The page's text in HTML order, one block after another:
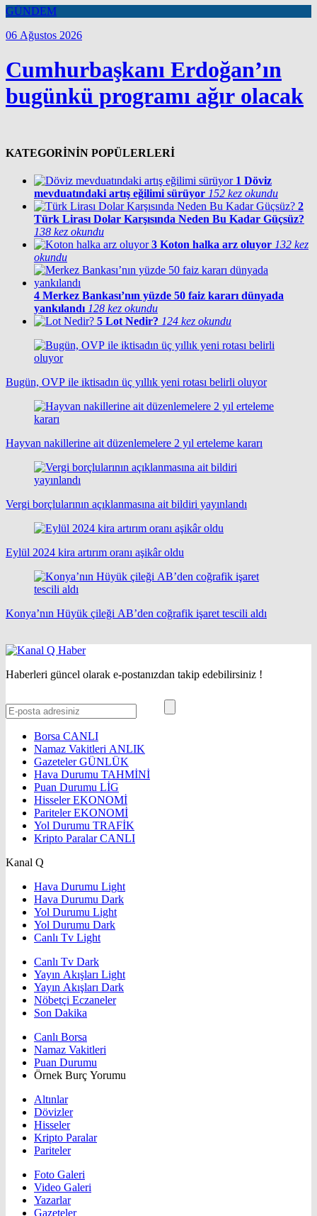
GÜNDEM
06 Ağustos 2026
Cumhurbaşkanı Erdoğan’ın
bugünkü programı ağır olacak
KATEGORİNİN POPÜLERLERİ
1 Döviz
mevduatındaki artış eğilimi sürüyor 152 kez okundu
2
Türk Lirası Dolar Karşısında Neden Bu Kadar Güçsüz?
138 kez okundu
3 Koton halka arz oluyor 132 kez
okundu
4 Merkez Bankası’nın yüzde 50 faiz kararı dünyada
yankılandı 128 kez okundu
5 Lot Nedir? 124 kez okundu
Bugün, OVP ile iktisadın üç yıllık yeni rotası belirli oluyor
Hayvan nakillerine ait düzenlemelere 2 yıl erteleme kararı
Vergi borçlularının açıklanmasına ait bildiri yayınlandı
Eylül 2024 kira artırım oranı aşikâr oldu
Konya’nın Hüyük çileği AB’den coğrafik işaret tescili aldı
Haberleri güncel olarak e-postanızdan takip edebilirsiniz !
Borsa CANLI
Namaz Vakitleri ANLIK
GazetelerGÜNLÜK
Hava Durumu TAHMİNİ
Puan Durumu LİG
HisselerEKONOMİ
ParitelerEKONOMİ
Yol Durumu TRAFİK
Kripto ParalarCANLI
Kanal Q
Hava Durumu Light
Hava Durumu Dark
Yol Durumu Light
Yol Durumu Dark
Canlı Tv Light
Canlı Tv Dark
Yayın Akışları Light
Yayın Akışları Dark
Nöbetçi Eczaneler
Son Dakika
Canlı Borsa
Namaz Vakitleri
Puan Durumu
Örnek Burç Yorumu
Altınlar
Dövizler
Hisseler
Kripto Paralar
Pariteler
Foto Galeri
Video Galeri
Yazarlar
Gazeteler